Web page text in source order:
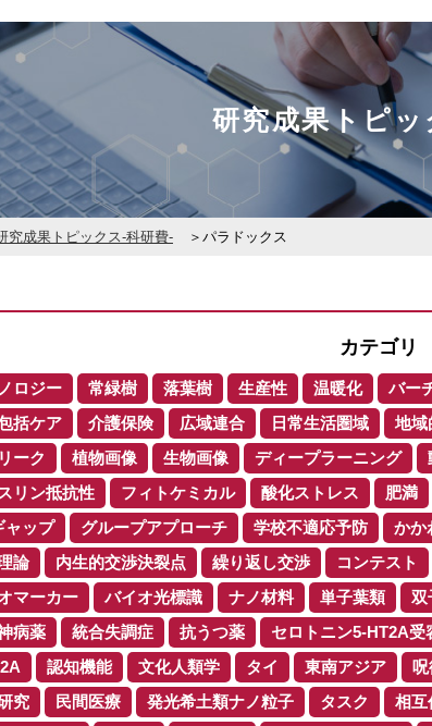
研究成果トピ
究成果トピックス-科研費- パラドックス
カテゴリ
ロジー 常緑樹 落葉樹 生産性 温暖化 バー
括ケア
介護保険 広域連合 日常生活圏域 地域
ーク
植物画像 生物画像 ディープラーニング
リン抵抗性
フィトケミカル 酸化ストレス 肥満
ャップ
グループアプローチ 学校不適応予防 かか
論
内生的交渉決裂点 繰り返し交渉 コンテスト
マーカー
バイオ光標識 ナノ材料 単子葉類 双
病薬
統合失調症 抗うつ薬 セロトニン5-HT2A受
認知機能 文化人類学 タイ 東南アジア
究
民間医療 発光希土類ナノ粒子 タスク 相互